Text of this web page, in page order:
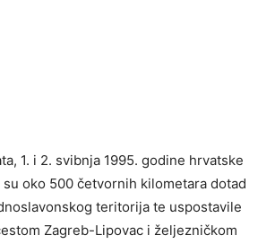
1. i 2. svibnja 1995. godine hrvatske
oko 500 četvornih kilometara dotad
teritorija te uspostavile
Zagreb-Lipovac i željezničkom